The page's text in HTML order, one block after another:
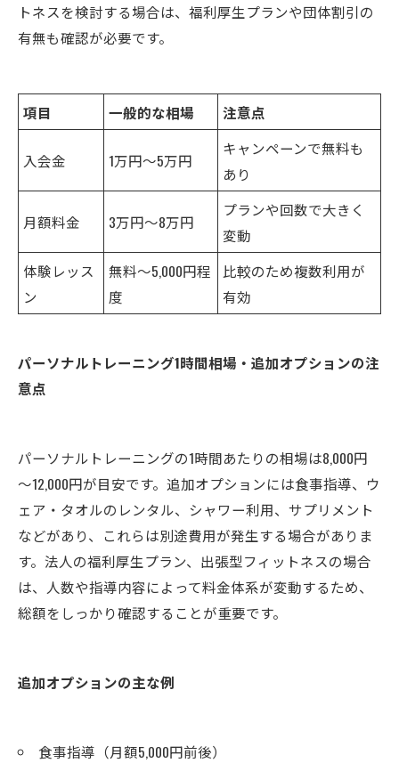
トネスを検討する場合は、福利厚生プランや団体割引の
有無も確認が必要です。
項目 一般的な相場 注意点
入会金 1万円〜5万円
キャンペーンで無料も
あり
月額料金 3万円〜8万円
プランや回数で大きく
変動
体験レッス
ン
無料〜5,000円程
度
比較のため複数利用が
有効
パーソナルトレーニング1時間相場・追加オプションの注
意点
パーソナルトレーニングの1時間あたりの相場は8,000円
～12,000円が目安です。追加オプションには食事指導、ウ
ェア・タオルのレンタル、シャワー利用、サプリメント
などがあり、これらは別途費用が発生する場合がありま
す。法人の福利厚生プラン、出張型フィットネスの場合
は、人数や指導内容によって料金体系が変動するため、
総額をしっかり確認することが重要です。
追加オプションの主な例
食事指導（月額5,000円前後）